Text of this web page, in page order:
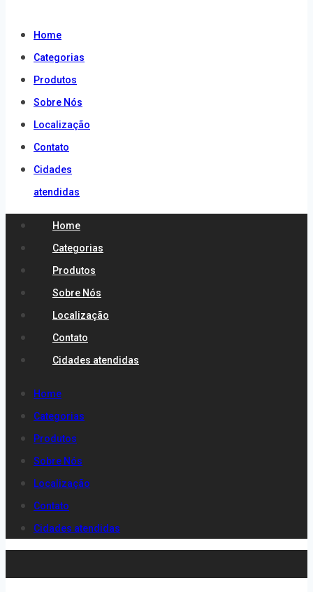
Home
Categorias
Produtos
Sobre Nós
Localização
Contato
Cidades
atendidas
Home
Categorias
Produtos
Sobre Nós
Localização
Contato
Cidades atendidas
Home
Categorias
Produtos
Sobre Nós
Localização
Contato
Cidades atendidas